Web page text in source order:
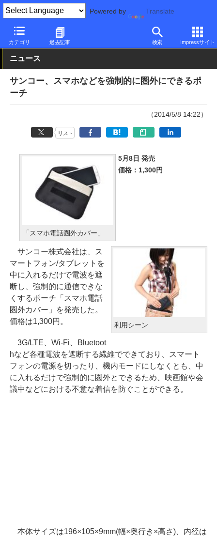
Powered by Translate
カテゴリ 過去記事 検索 Impressサイト
PC Watch 半導体/周辺機器 その他
ニュース
サンコー、スマホなどを強制的に圏外にできるポ
ーチ
（2014/5/8 14:22）
リスト
「スマホ電話圏外カバー」
5月8日 発売
価格：1,300円
利用シーン
サンコー株式会社は、ス
マートフォン/タブレットを
中に入れるだけで電波を遮
断し、強制的に通信できな
くするポーチ「スマホ電話
圏外カバー」を発売した。
価格は1,300円。
3G/LTE、Wi-Fi、Bluetoot
hなど各種電波を遮断する繊維でできており、スマート
フォンの電源を切ったり、機内モードにしなくとも、中
に入れるだけで強制的に圏外とできるため、映画館や会
議中などにおける不意な着信を防ぐことができる。
本体サイズは196×105×9mm(幅×奥行き×高さ)、内径は